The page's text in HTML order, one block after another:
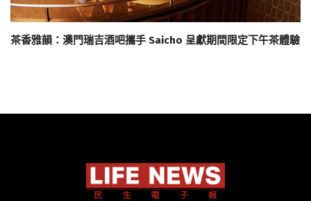
茶香雅韻：澳門瑞吉酒吧攜手 Saicho 呈獻期間限定下午茶體驗